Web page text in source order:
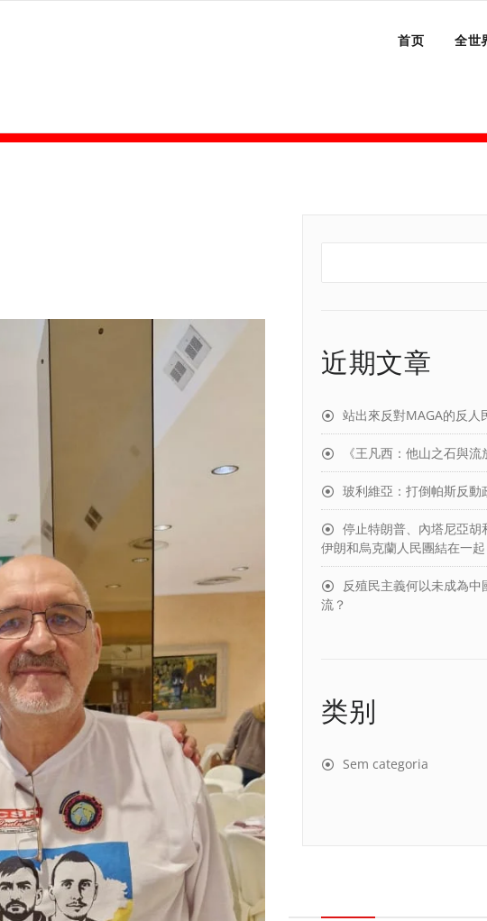
首页 全世
近期文章
站出來反對MAGA的反人
《王凡西：他山之石與
玻利維亞：打倒帕斯反動
停止特朗普、內塔尼亞
伊朗和烏克蘭人民團結在一起
反殖民主義何以未成為中
流？
类别
Sem categoria